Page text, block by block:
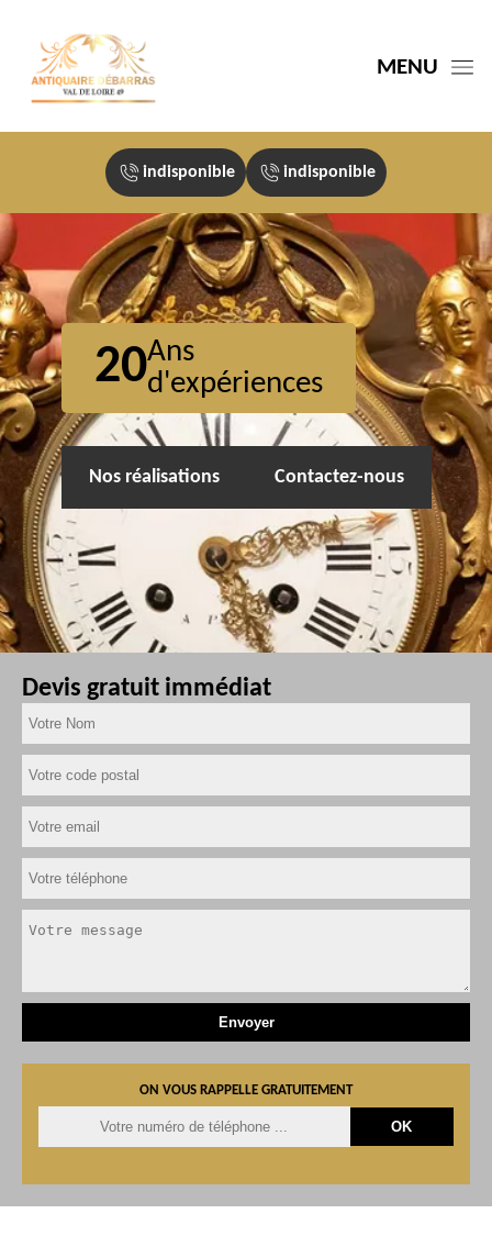
MENU
indisponible indisponible
20Ans
d'expériences
Nos réalisations Contactez-nous
Devis gratuit immédiat
ON VOUS RAPPELLE GRATUITEMENT